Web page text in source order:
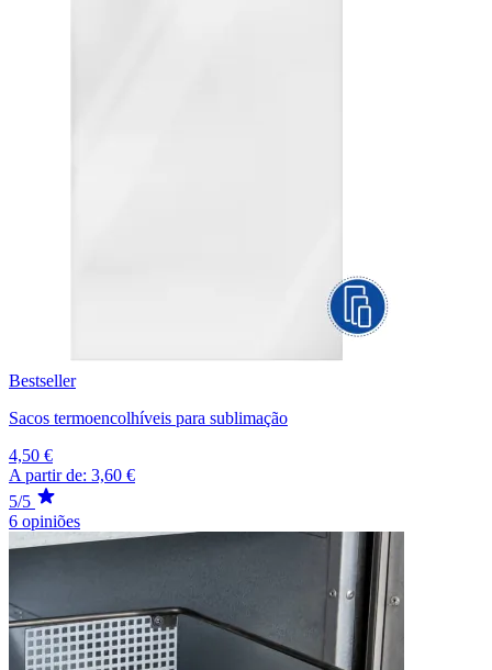
Bestseller
Sacos termoencolhíveis para sublimação
4,50 €
A partir de: 3,60 €
5/5
6 opiniões